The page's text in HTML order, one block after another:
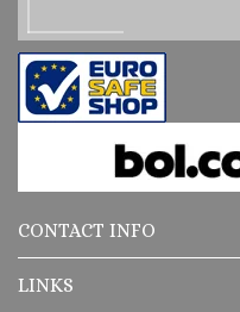
CONTACT INFO
LINKS